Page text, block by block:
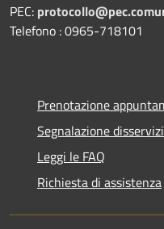
PEC:
Telefono : 0965-718101
Prenotazione
Segnalazione
Leggi le FAQ
Richiesta di assistenza